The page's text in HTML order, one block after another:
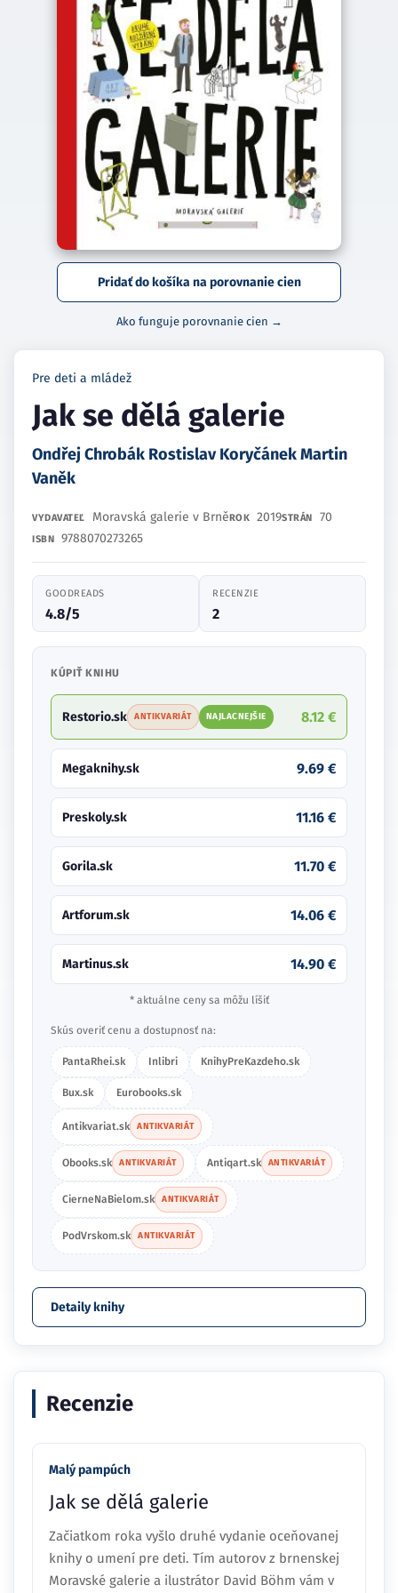
Pridať do košíka na porovnanie cien
Ako funguje porovnanie cien →
Pre deti a mládež
Jak se dělá galerie
Ondřej Chrobák Rostislav Koryčánek Martin
Vaněk
VYDAVATEĽ Moravská galerie v BrněROK 2019STRÁN 70
ISBN 9788070273265
GOODREADS
4.8/5
RECENZIE
2
KÚPIŤ KNIHU
Restorio.sk ANTIKVARIÁT NAJLACNEJŠIE 8.12 €
Megaknihy.sk 9.69 €
Preskoly.sk 11.16 €
Gorila.sk 11.70 €
Artforum.sk 14.06 €
Martinus.sk 14.90 €
* aktuálne ceny sa môžu líšiť
Skús overiť cenu a dostupnosť na:
PantaRhei.sk Inlibri KnihyPreKazdeho.sk
Bux.sk Eurobooks.sk
Antikvariat.sk ANTIKVARIÁT
Obooks.sk ANTIKVARIÁT Antiqart.sk ANTIKVARIÁT
CierneNaBielom.sk ANTIKVARIÁT
PodVrskom.sk ANTIKVARIÁT
Detaily knihy
Recenzie
Malý pampúch
Jak se dělá galerie
Začiatkom roka vyšlo druhé vydanie oceňovanej
knihy o umení pre deti. Tím autorov z brnenskej
Moravské galerie a ilustrátor David Böhm vám v